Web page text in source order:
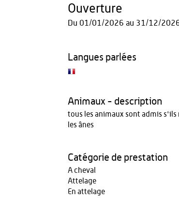
Ouverture
Du 01/01/2026 au 31/12/
Langues parlées
Animaux - description
tous les animaux sont admis s'ils
les ânes
Catégorie de prestation
A cheval
Attelage
En attelage